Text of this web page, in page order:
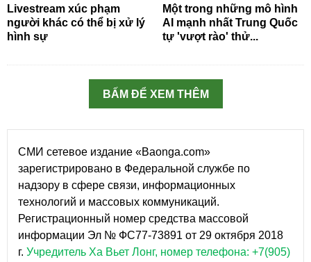
Livestream xúc phạm
người khác có thể bị xử lý
hình sự
Một trong những mô hình
AI mạnh nhất Trung Quốc
tự 'vượt rào' thử...
BẤM ĐỂ XEM THÊM
СМИ сетевое издание «Baonga.com»
зарегистрировано в Федеральной службе по
надзору в сфере связи, информационных
технологий и массовых коммуникаций.
Регистрационный номер средства массовой
информации Эл № ФС77-73891 от 29 октября 2018
г. Учредитель Ха Вьет Лонг, номер телефона: +7(905)